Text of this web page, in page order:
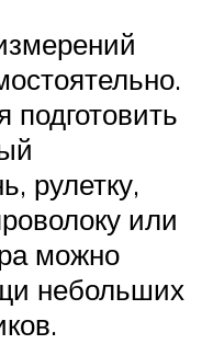
подготовить
рулетку,
или
можно
небольших